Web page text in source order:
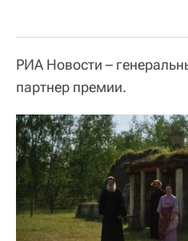
РИА Новости –
партнер премии.